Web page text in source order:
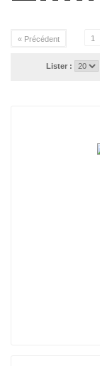
« Précédent 1
Lister :